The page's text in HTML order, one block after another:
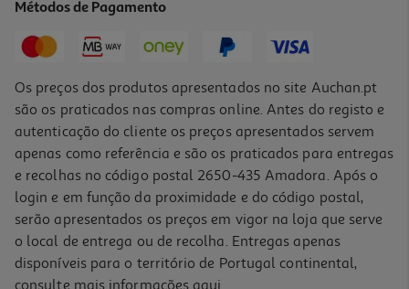
Métodos de Pagamento
Os preços dos produtos apresentados no site Auchan.pt
são os praticados nas compras online. Antes do registo e
autenticação do cliente os preços apresentados servem
apenas como referência e são os praticados para entregas
e recolhas no código postal 2650-435 Amadora. Após o
login e em função da proximidade e do código postal,
serão apresentados os preços em vigor na loja que serve
o local de entrega ou de recolha. Entregas apenas
disponíveis para o território de Portugal continental,
consulte mais informações aqui.